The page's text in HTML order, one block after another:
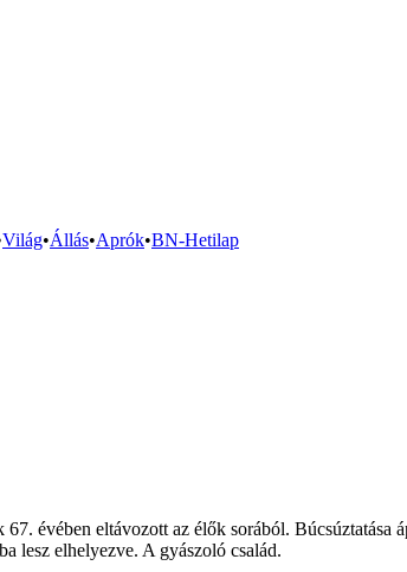
Világ•Állás•Aprók•BN-Hetilap
eltávozott az élők sorából. Búcsúztatása
lesz elhelyezve. A gyászoló család.